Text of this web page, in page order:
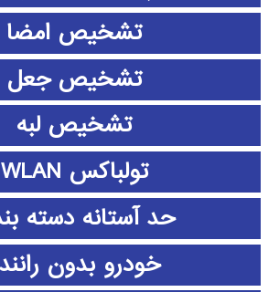
تشخیص امضا
تشخیص جعل
تشخیص لبه
تولباکس WLAN
حد آستانه دسته
خودرو بدون